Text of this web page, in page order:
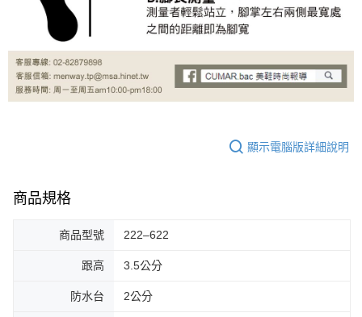
顯示電腦版詳細說明
商品規格
商品型號 222–622
跟高 3.5公分
防水台 2公分